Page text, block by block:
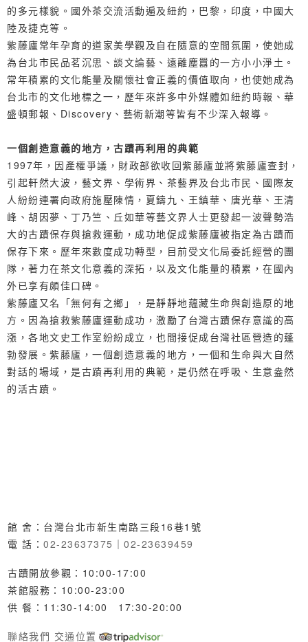
的多元樣貌。國外茶交流活動遍及紐約，巴黎，印度，中國大
陸及捷克等。
紫藤廬常年孕育的道家美學觀及自在隨意的空間氛圍，使她成
為台北市民品茗沉思、談文論藝、遠離塵囂的一方小小淨土。
常年積累的文化能量及關懷社會正義的價值取向，也使她成為
台北市的文化地標之一，歷年來許多中外媒體如紐約時報、華
盛頓郵報、Discovery、藝術新潮等皆有不少深入報導。
一個創造意義的地方，古蹟再利用的典範
1997年，因產權爭議，財政部欲收回紫藤廬並將紫藤廬查封，
引起軒然大波，藝文界、學術界、茶藝界及台北市民、國際友
人紛紛連署向政府施壓陳情，夏鑄九、王鎮華、唐光華、王清
峰、胡因夢、丁乃竺、丘如華等藝文界人士更發起一波聲勢浩
大的古蹟保存與搶救運動，成功地促成紫藤廬被指定為古蹟而
保存下來。歷年來數度成功轉型，目前受文化局委託經營的團
隊，著力在茶文化意義的深拓，以及文化能量的積累，在國內
外已享有頗佳口碑。
紫藤廬又名「無何有之鄉」，是靜靜地蘊藏生命與創造原的地
方。因為搶救紫藤廬運動成功，激勵了台灣古蹟保存意識的高
漲，各地文史工作室紛紛成立，也間接促成台灣社區營造的蓬
勃發展。紫藤廬，一個創造意義的地方，一個和生命與大自然
對話的場域，是古蹟再利用的典範，是仍然在呼吸、生意盎然
的活古蹟。
館 舍：台灣台北市新生南路三段16巷1號
電 話： 02-23637375 ｜ 02-23639459
古蹟開放參觀：10:00-17:00
茶館服務：10:00-23:00
供 餐：11:30-14:00 17:30-20:00
聯絡我們 交通位置